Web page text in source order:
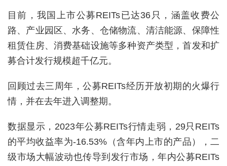
目前，我国上市公募REITs已达36只，涵盖收费公
路、产业园区、水务、仓储物流、清洁能源、保障性
租赁住房、消费基础设施等多种资产类型，首发和扩
募合计发行规模超千亿元。
回顾过去三周年，公募REITs经历开放初期的火爆行
情，并在去年进入调整期。
数据显示，2023年公募REITs行情走弱，29只REITs
的平均收益率为-16.53%（含年内上市的产品），二
级市场大幅波动也传导到发行市场，年内公募REITs